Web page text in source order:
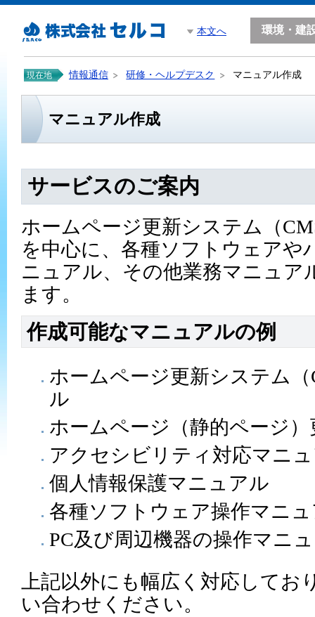
本文へ 環境・建
現在地 情報通信 研修・ヘルプデスク マニュアル作成
マニュアル作成
サービスのご案内
ホームページ更新システム（
を中心に、各種ソフトウェアや
ニュアル、その他業務マニュア
ます。
作成可能なマニュアルの例
ホームページ更新システム
ル
ホームページ（静的ページ
アクセシビリティ対応マニ
個人情報保護マニュアル
各種ソフトウェア操作マニ
PC及び周辺機器の操作マニ
上記以外にも幅広く対応してお
い合わせください。